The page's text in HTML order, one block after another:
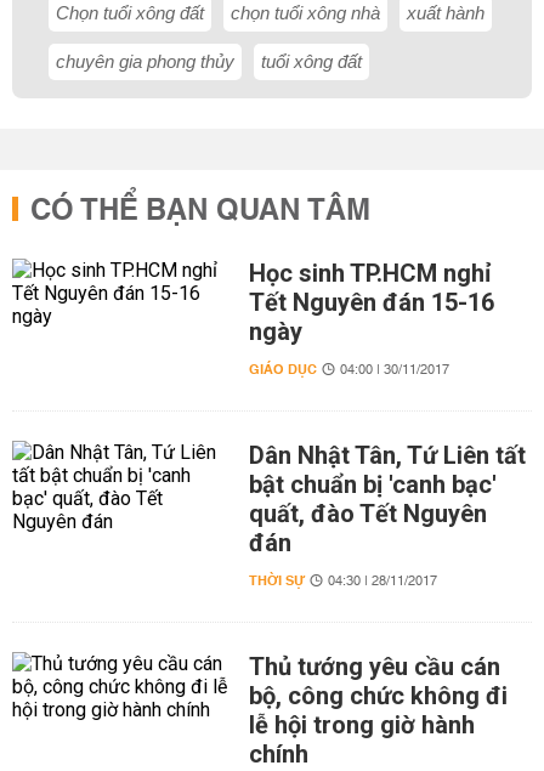
Chọn tuổi xông đất chọn tuổi xông nhà xuất hành
chuyên gia phong thủy tuổi xông đất
CÓ THỂ BẠN QUAN TÂM
Học sinh TP.HCM nghỉ
Tết Nguyên đán 15-16
ngày
GIÁO DỤC 04:00 | 30/11/2017
Dân Nhật Tân, Tứ Liên tất
bật chuẩn bị 'canh bạc'
quất, đào Tết Nguyên
đán
THỜI SỰ 04:30 | 28/11/2017
Thủ tướng yêu cầu cán
bộ, công chức không đi
lễ hội trong giờ hành
chính